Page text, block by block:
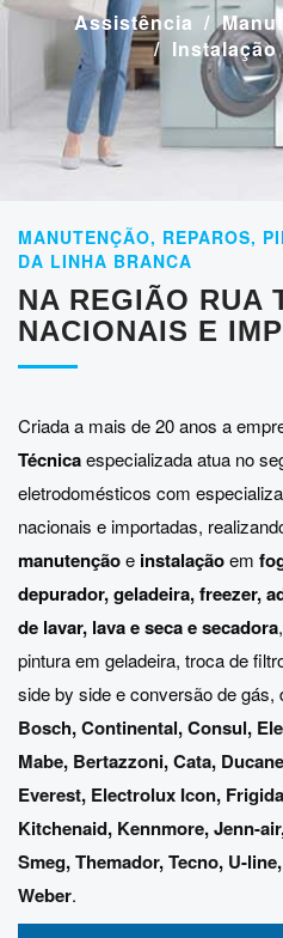
Assistência
Instalação
MANUTENÇÃO, REPAROS,
DA LINHA BRANCA
NA REGIÃO RUA
NACIONAIS E
Criada a mais de 20 anos a
Técnicaespecializada atua no
eletrodomésticos com
nacionais e importadas,
manutençãoe instalaçãoem
depurador, geladeira, freezer,
de lavar, lava e seca e secadora
pintura em geladeira, troca de
side by side e conversão de gás,
Bosch,Continental,Consul,
Mabe, Bertazzoni,Cata, Ducane
Everest, Electrolux Icon,
Kitchenaid, Kennmore,Jenn-air
Smeg,Themador,Tecno, U-line,
Weber.